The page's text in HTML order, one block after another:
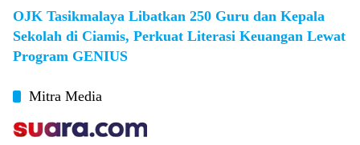
OJK Tasikmalaya Libatkan 250 Guru dan Kepala
Sekolah di Ciamis, Perkuat Literasi Keuangan Lewat
Program GENIUS
Mitra Media